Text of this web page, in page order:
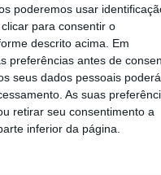
poderemos usar
para consentir o
descrito acima. Em
preferências antes de
seus dados pessoais poderá
As suas
retirar seu consentimento a
inferior da página.